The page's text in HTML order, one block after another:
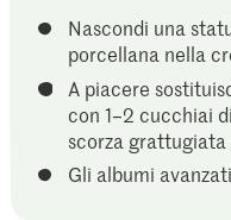
Nascondi una
porcellana nella
A piacere
con 1–2 cucchiai
scorza grattugiata
Gli albumi